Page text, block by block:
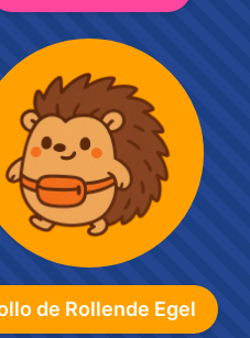
de Rollende Egel